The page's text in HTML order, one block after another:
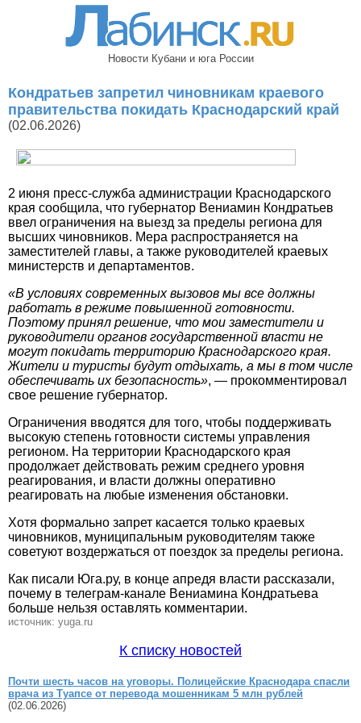
Новости Кубани и юга России
Кондратьев запретил чиновникам краевого
правительства покидать Краснодарский край
(02.06.2026)
2 июня пресс-служба администрации Краснодарского
края сообщила, что губернатор Вениамин Кондратьев
ввел ограничения на выезд за пределы региона для
высших чиновников. Мера распространяется на
заместителей главы, а также руководителей краевых
министерств и департаментов.
«В условиях современных вызовов мы все должны
работать в режиме повышенной готовности.
Поэтому принял решение, что мои заместители и
руководители органов государственной власти не
могут покидать территорию Краснодарского края.
Жители и туристы будут отдыхать, а мы в том числе
обеспечивать их безопасность», — прокомментировал
свое решение губернатор.
Ограничения вводятся для того, чтобы поддерживать
высокую степень готовности системы управления
регионом. На территории Краснодарского края
продолжает действовать режим среднего уровня
реагирования, и власти должны оперативно
реагировать на любые изменения обстановки.
Хотя формально запрет касается только краевых
чиновников, муниципальным руководителям также
советуют воздержаться от поездок за пределы региона.
Как писали Юга.ру, в конце апредя власти рассказали,
почему в телеграм-канале Вениамина Кондратьева
больше нельзя оставлять комментарии.
источник: yuga.ru
К списку новостей
Почти шесть часов на уговоры. Полицейские Краснодара спасли
врача из Туапсе от перевода мошенникам 5 млн рублей
(02.06.2026)